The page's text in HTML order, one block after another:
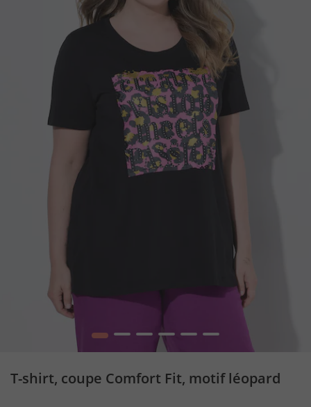
1 2 3 4 5 6
T-shirt, coupe Comfort Fit, motif léopard